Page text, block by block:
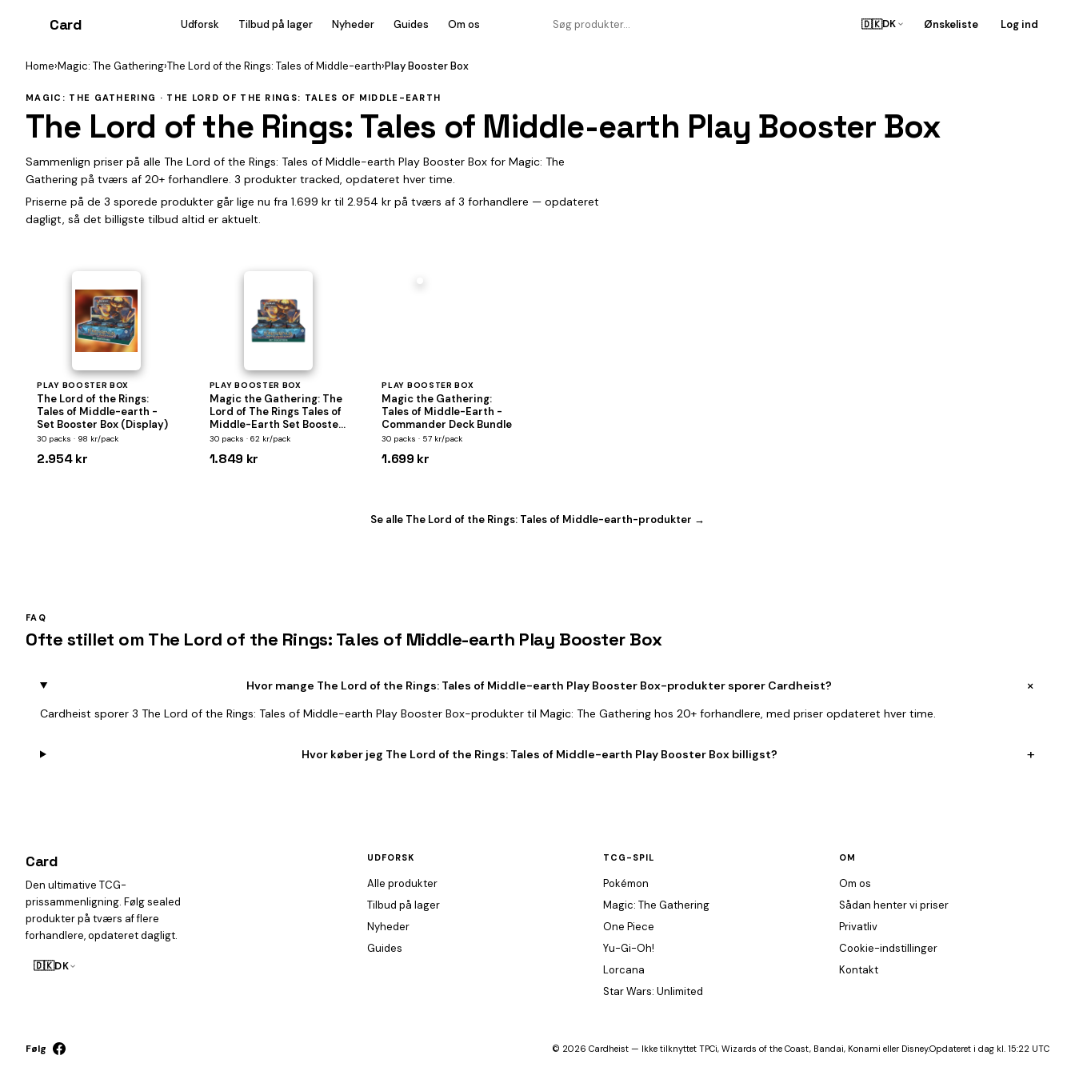
Card Udforsk Tilbud på lager Nyheder Guides Om os 🇩🇰DK Ønskeliste Log ind
Home›Magic: The Gathering›The Lord of the Rings: Tales of Middle-earth›Play Booster Box
MAGIC: THE GATHERING · THE LORD OF THE RINGS: TALES OF MIDDLE-EARTH
The Lord of the Rings: Tales of Middle-earth Play Booster Box
Sammenlign priser på alle The Lord of the Rings: Tales of Middle-earth Play Booster Box for Magic: The
Gathering på tværs af 20+ forhandlere. 3 produkter tracked, opdateret hver time.
Priserne på de 3 sporede produkter går lige nu fra 1.699 kr til 2.954 kr på tværs af 3 forhandlere — opdateret
dagligt, så det billigste tilbud altid er aktuelt.
PLAY BOOSTER BOX
The Lord of the Rings:
Tales of Middle-earth -
Set Booster Box (Display)
30 packs · 98 kr/pack
2.954 kr
PLAY BOOSTER BOX
Magic the Gathering: The
Lord of The Rings Tales of
Middle-Earth Set Booster
Display
30 packs · 62 kr/pack
1.849 kr
PLAY BOOSTER BOX
Magic the Gathering:
Tales of Middle-Earth -
Commander Deck Bundle
30 packs · 57 kr/pack
1.699 kr
Se alle The Lord of the Rings: Tales of Middle-earth-produkter →
FAQ
Ofte stillet om The Lord of the Rings: Tales of Middle-earth Play Booster Box
Hvor mange The Lord of the Rings: Tales of Middle-earth Play Booster Box-produkter sporer Cardheist? +
Cardheist sporer 3 The Lord of the Rings: Tales of Middle-earth Play Booster Box-produkter til Magic: The Gathering hos 20+ forhandlere, med priser opdateret hver time.
Hvor køber jeg The Lord of the Rings: Tales of Middle-earth Play Booster Box billigst? +
Card
Den ultimative TCG-
prissammenligning. Følg sealed
produkter på tværs af flere
forhandlere, opdateret dagligt.
🇩🇰DK
UDFORSK
Alle produkter
Tilbud på lager
Nyheder
Guides
TCG-SPIL
Pokémon
Magic: The Gathering
One Piece
Yu-Gi-Oh!
Lorcana
Star Wars: Unlimited
OM
Om os
Sådan henter vi priser
Privatliv
Cookie-indstillinger
Kontakt
Følg © 2026 Cardheist — Ikke tilknyttet TPCi, Wizards of the Coast, Bandai, Konami eller Disney.Opdateret i dag kl. 15:22 UTC